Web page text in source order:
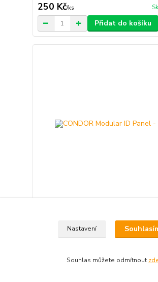
250 Kč/ks
Přidat do košíku
Přidat do košíku
Nastavení
Souhlas můžete odmítnout